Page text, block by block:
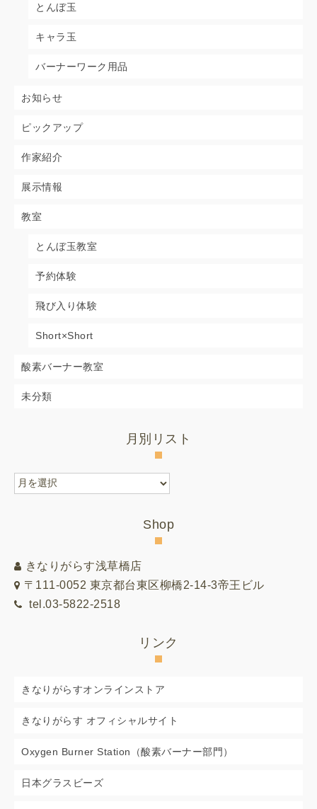
とんぼ玉
キャラ玉
バーナーワーク用品
お知らせ
ピックアップ
作家紹介
展示情報
教室
とんぼ玉教室
予約体験
飛び入り体験
Short×Short
酸素バーナー教室
未分類
月別リスト
月
別
Shop
きなりがらす浅草橋店
〒111-0052 東京都台東区柳橋2-14-3帝王ビル
tel.03-5822-2518
リンク
きなりがらすオンラインストア
きなりがらす オフィシャルサイト
Oxygen Burner Station（酸素バーナー部門）
日本グラスビーズ